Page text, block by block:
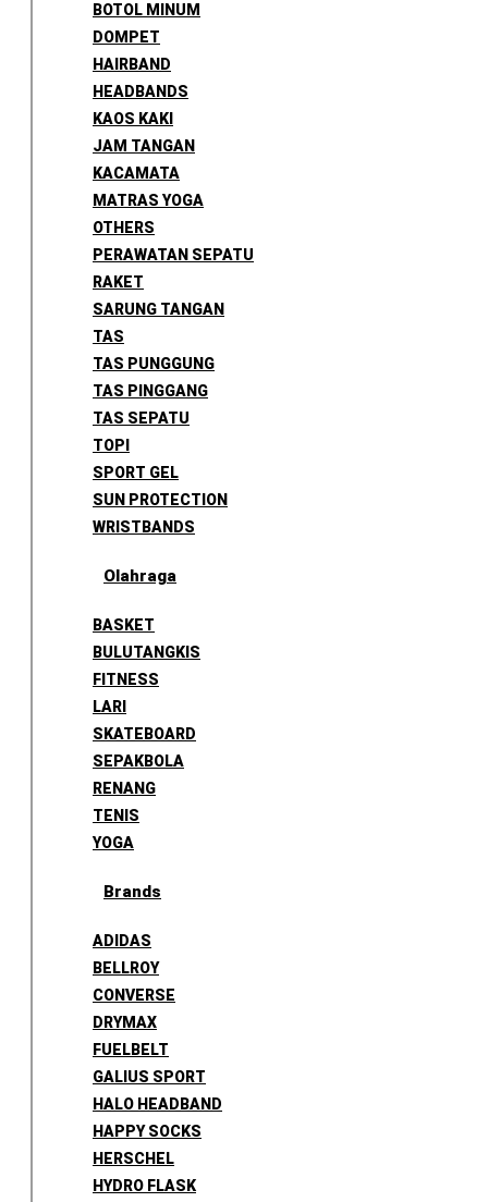
BOTOL MINUM
DOMPET
HAIRBAND
HEADBANDS
KAOS KAKI
JAM TANGAN
KACAMATA
MATRAS YOGA
OTHERS
PERAWATAN SEPATU
RAKET
SARUNG TANGAN
TAS
TAS PUNGGUNG
TAS PINGGANG
TAS SEPATU
TOPI
SPORT GEL
SUN PROTECTION
WRISTBANDS
Olahraga
BASKET
BULUTANGKIS
FITNESS
LARI
SKATEBOARD
SEPAKBOLA
RENANG
TENIS
YOGA
Brands
ADIDAS
BELLROY
CONVERSE
DRYMAX
FUELBELT
GALIUS SPORT
HALO HEADBAND
HAPPY SOCKS
HERSCHEL
HYDRO FLASK